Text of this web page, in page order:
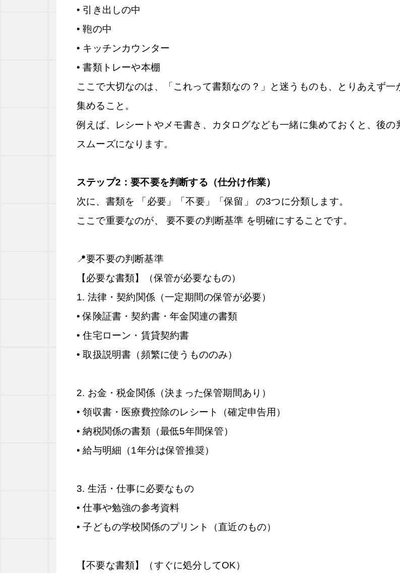
• 引き出しの中
• 鞄の中
• キッチンカウンター
• 書類トレーや本棚
ここで大切なのは、「これって書類なの？」と迷うものも、とりあえず一
集めること。
例えば、レシートやメモ書き、カタログなども一緒に集めておくと、後の
スムーズになります。
ステップ2：要不要を判断する（仕分け作業）
次に、書類を 「必要」「不要」「保留」 の3つに分類します。
ここで重要なのが、 要不要の判断基準 を明確にすることです。
📍要不要の判断基準
【必要な書類】（保管が必要なもの）
1. 法律・契約関係（一定期間の保管が必要）
• 保険証書・契約書・年金関連の書類
• 住宅ローン・賃貸契約書
• 取扱説明書（頻繁に使うもののみ）
2. お金・税金関係（決まった保管期間あり）
• 領収書・医療費控除のレシート（確定申告用）
• 納税関係の書類（最低5年間保管）
• 給与明細（1年分は保管推奨）
3. 生活・仕事に必要なもの
• 仕事や勉強の参考資料
• 子どもの学校関係のプリント（直近のもの）
【不要な書類】（すぐに処分してOK）